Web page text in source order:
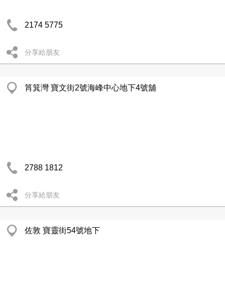
2174 5775
分享給朋友
筲箕灣 寶文街2號海峰中心地下4號舖
2788 1812
分享給朋友
佐敦 寶靈街54號地下